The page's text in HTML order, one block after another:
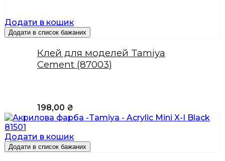
Додати в кошик
Додати в список бажаних
Клей для моделей Tamiya
Cement (87003)
198,00 ₴
Додати в кошик
Додати в список бажаних